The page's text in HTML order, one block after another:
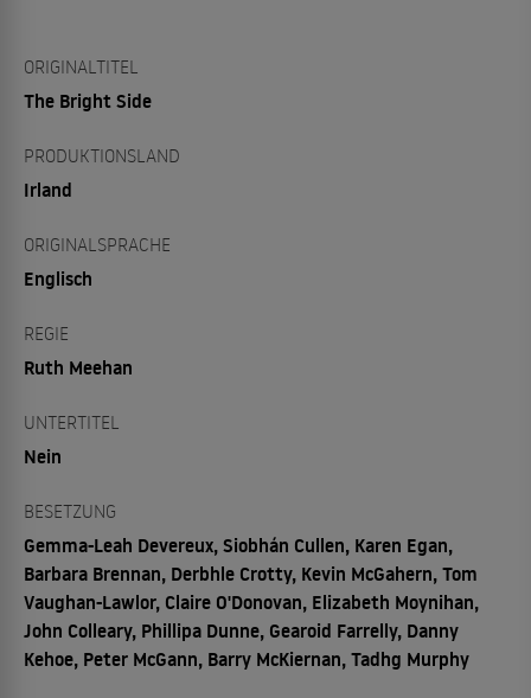
ORIGINALTITEL
The Bright Side
PRODUKTIONSLAND
Irland
ORIGINALSPRACHE
Englisch
REGIE
Ruth Meehan
UNTERTITEL
Nein
BESETZUNG
Gemma-Leah Devereux, Siobhán Cullen, Karen Egan,
Barbara Brennan, Derbhle Crotty, Kevin McGahern, Tom
Vaughan-Lawlor, Claire O'Donovan, Elizabeth Moynihan,
John Colleary, Phillipa Dunne, Gearoid Farrelly, Danny
Kehoe, Peter McGann, Barry McKiernan, Tadhg Murphy